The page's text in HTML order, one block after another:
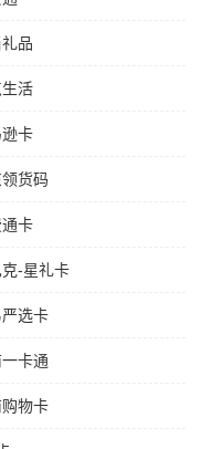
品
活
卡
货码
卡
-星礼卡
选卡
卡通
物卡